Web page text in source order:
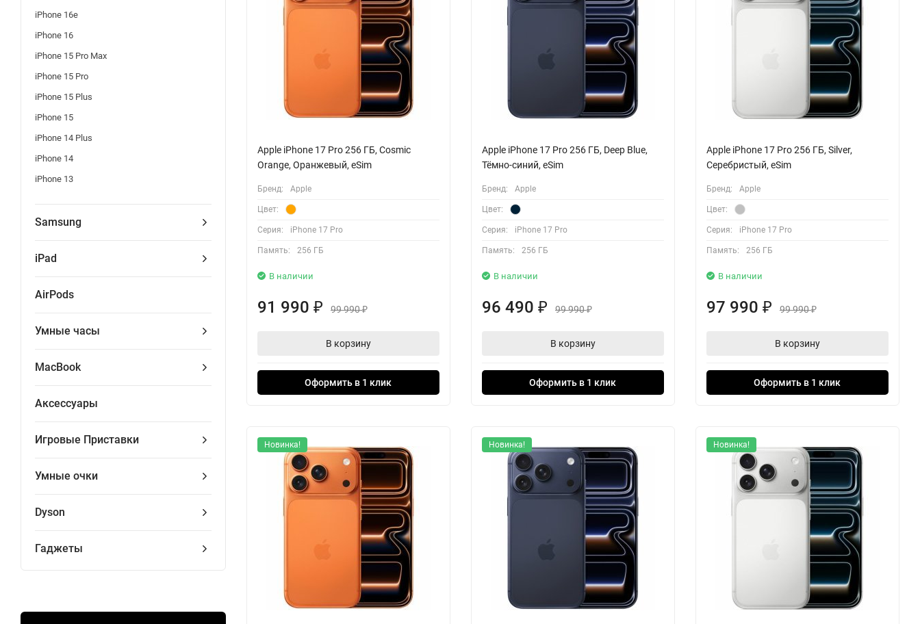
iPhone 16e
iPhone 16
iPhone 15 Pro Max
iPhone 15 Pro
iPhone 15 Plus
iPhone 15
iPhone 14 Plus
iPhone 14
iPhone 13
Samsung
iPad
AirPods
Умные часы
MacBook
Аксессуары
Игровые Приставки
Умные очки
Dyson
Гаджеты
Apple iPhone 17 Pro 256 ГБ, Cosmic
Orange, Оранжевый, eSim
Бренд: Apple
Цвет:
Серия: iPhone 17 Pro
Память: 256 ГБ
В наличии
91 990 ₽ 99 990₽
В корзину
Оформить в 1 клик
Apple iPhone 17 Pro 256 ГБ, Deep Blue,
Тёмно-синий, eSim
Бренд: Apple
Цвет:
Серия: iPhone 17 Pro
Память: 256 ГБ
В наличии
96 490 ₽ 99 990₽
В корзину
Оформить в 1 клик
Apple iPhone 17 Pro 256 ГБ, Silver,
Серебристый, eSim
Бренд: Apple
Цвет:
Серия: iPhone 17 Pro
Память: 256 ГБ
В наличии
97 990 ₽ 99 990₽
В корзину
Оформить в 1 клик
Новинка! Новинка! Новинка!